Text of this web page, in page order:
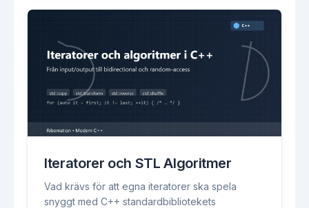
Iteratorer och STL Algoritmer
Vad krävs för att egna iteratorer ska spela
snyggt med C++ standardbibliotekets